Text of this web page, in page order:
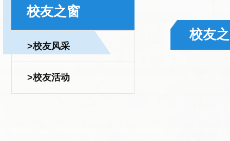
校友之窗
>校友风采
>校友活动
校友